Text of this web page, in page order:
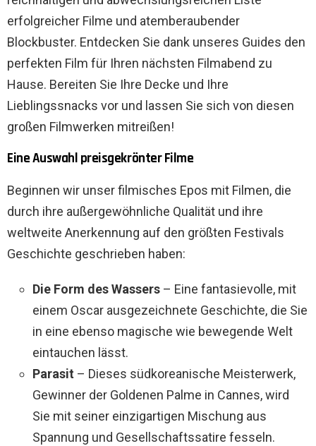
erfolgreicher Filme und atemberaubender
Blockbuster. Entdecken Sie dank unseres Guides den
perfekten Film für Ihren nächsten Filmabend zu
Hause. Bereiten Sie Ihre Decke und Ihre
Lieblingssnacks vor und lassen Sie sich von diesen
großen Filmwerken mitreißen!
Eine Auswahl preisgekrönter Filme
Beginnen wir unser filmisches Epos mit Filmen, die
durch ihre außergewöhnliche Qualität und ihre
weltweite Anerkennung auf den größten Festivals
Geschichte geschrieben haben:
Die Form des Wassers – Eine fantasievolle, mit
einem Oscar ausgezeichnete Geschichte, die Sie
in eine ebenso magische wie bewegende Welt
eintauchen lässt.
Parasit – Dieses südkoreanische Meisterwerk,
Gewinner der Goldenen Palme in Cannes, wird
Sie mit seiner einzigartigen Mischung aus
Spannung und Gesellschaftssatire fesseln.